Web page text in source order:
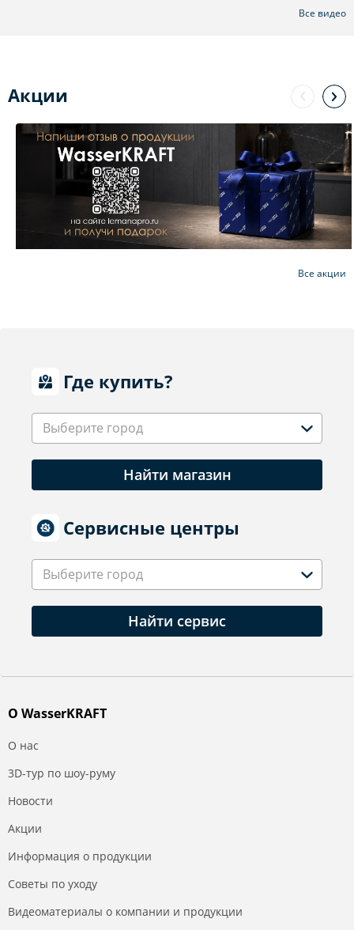
Все видео
Акции
Все акции
Где купить?
Выберите город
Найти магазин
Сервисные центры
Выберите город
Найти сервис
О WasserKRAFT
О нас
3D-тур по шоу-руму
Новости
Акции
Информация о продукции
Советы по уходу
Видеоматериалы о компании и продукции